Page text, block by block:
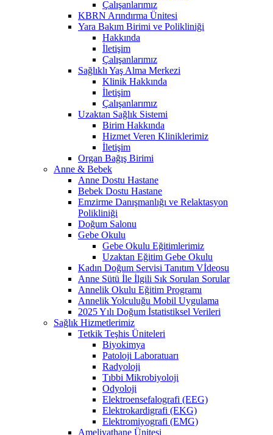
Çalışanlarımız
KBRN Arındırma Ünitesi
Yara Bakım Birimi ve Polikliniği
Hakkında
İletişim
Çalışanlarımız
Sağlıklı Yaş Alma Merkezi
Klinik Hakkında
İletişim
Çalışanlarımız
Uzaktan Sağlık Sistemi
Birim Hakkında
Hizmet Veren Kliniklerimiz
İletişim
Organ Bağış Birimi
Anne & Bebek
Anne Dostu Hastane
Bebek Dostu Hastane
Emzirme Danışmanlığı ve Relaktasyon
Polikliniği
Doğum Salonu
Gebe Okulu
Gebe Okulu Eğitimlerimiz
Uzaktan Eğitim Gebe Okulu
Kadın Doğum Servisi Tanıtım Vİdeosu
Anne Sütü İle İlgili Sık Sorulan Sorular
Annelik Okulu Eğitim Programı
Annelik Yolculuğu Mobil Uygulama
2025 Yılı Doğum İstatistiksel Verileri
Sağlık Hizmetlerimiz
Tetkik Teşhis Üniteleri
Biyokimya
Patoloji Laboratuarı
Radyoloji
Tıbbi Mikrobiyoloji
Odyoloji
Elektroensefalografi (EEG)
Elektrokardigrafi (EKG)
Elektromiyografi (EMG)
Ameliyathane Ünitesi